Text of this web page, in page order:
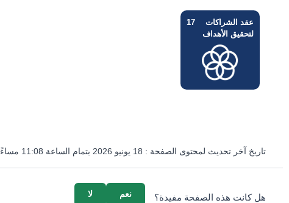
عقد الشراكات
لتحقيق الأهداف
17
تاريخ آخر تحديث لمحتوى الصفحة : 18 يونيو 2026 بتمام الساعة 11:08 مساءً
هل كانت هذه الصفحة مفيدة؟ لا نعم